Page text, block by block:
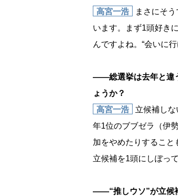
高宮一浩
まさにそ
います。まず1頭好き
んですよね。“会いに
――総選挙は去年と違
ょうか？
高宮一浩
立候補し
年1位のブブゼラ（伊
加をやめたりすること
立候補を1頭にしぼっ
――“推しウソ”が立候